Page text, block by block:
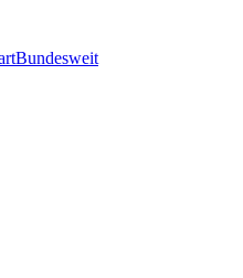
Bundesweit